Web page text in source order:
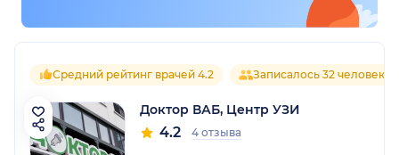
Средний рейтинг врачей 4.2 Записалось 32 человека
Доктор ВАБ, Центр УЗИ
4.2 4 отзыва